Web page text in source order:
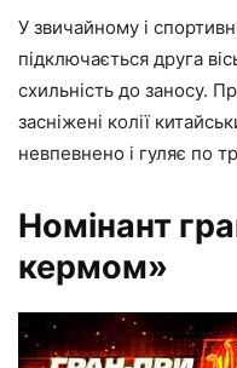
У звичайному і
підключається друга
схильність до заносу.
засніжені колії
невпевнено і гуляє по
Номінант
кермом»